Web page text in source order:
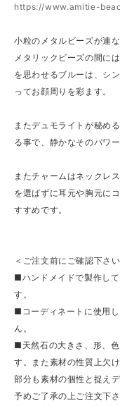
https://www.amitie-
小粒のメタルビーズが連
メタリックビーズの間に
を思わせるブルーは、シ
ってお顔周りを彩ます。
またデュモライトが秘め
る事で、静かなそのパワ
またチャームはネックレ
を選ばずに耳元や胸元に
すすめです。
＜ご注文前にご確認下さ
■ハンドメイドで製作し
す。
■コーディネートに使用
ん。
■天然石の大きさ、形、
す。また素材の性質上欠
部分も素材の個性と捉え
予めご了承の上ご注文下さ